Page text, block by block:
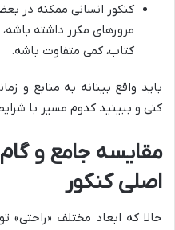
کنکور انسانی ممکنه در
مرورهای مکرر داشته
کتاب، کمی متفاوت باشه.
باید واقع بینانه به منابع و
کنی و ببینید کدوم مسیر با
مقایسه جامع و
اصلی کنکور
حالا که ابعاد مختلف «راحتی»